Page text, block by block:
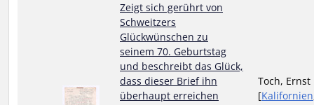
Zeigt sich gerührt von
Schweitzers
Glückwünschen zu
seinem 70. Geburtstag
und beschreibt das Glück,
dass dieser Brief ihn
überhaupt erreichen
Toch, Ernst
[Kalifornien